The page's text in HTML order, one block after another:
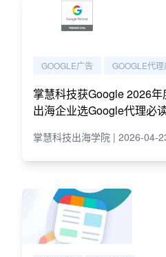
GOOGLE广告 GOOGLE代
掌慧科技获Google 2026
出海企业选Google代理必
掌慧科技出海学院 | 2026-04-